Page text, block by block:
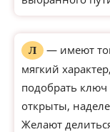
Л
— имеют
мягкий
подобрать
открыты,
Желают